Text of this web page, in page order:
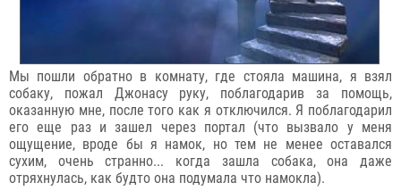
Мы пошли обратно в комнату, где стояла машина, я взял
собаку, пожал Джонасу руку, поблагодарив за помощь,
оказанную мне, после того как я отключился. Я поблагодарил
его еще раз и зашел через портал (что вызвало у меня
ощущение, вроде бы я намок, но тем не менее оставался
сухим, очень странно... когда зашла собака, она даже
отряхнулась, как будто она подумала что намокла).